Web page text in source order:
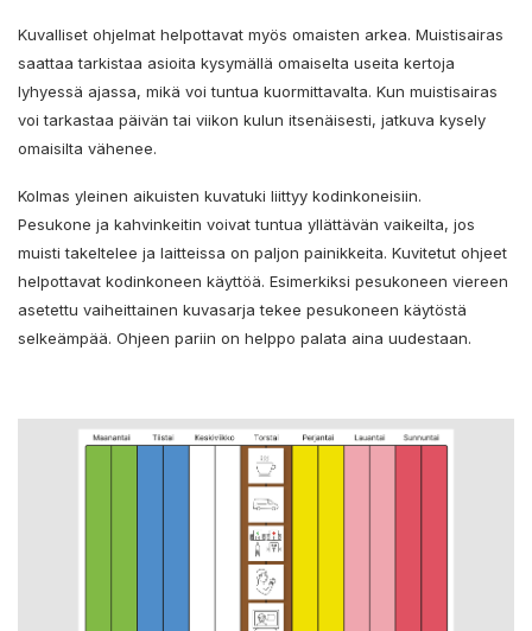
Kuvalliset ohjelmat helpottavat myös omaisten arkea. Muistisairas
saattaa tarkistaa asioita kysymällä omaiselta useita kertoja
lyhyessä ajassa, mikä voi tuntua kuormittavalta. Kun muistisairas
voi tarkastaa päivän tai viikon kulun itsenäisesti, jatkuva kysely
omaisilta vähenee.
Kolmas yleinen aikuisten kuvatuki liittyy kodinkoneisiin.
Pesukone ja kahvinkeitin voivat tuntua yllättävän vaikeilta, jos
muisti takeltelee ja laitteissa on paljon painikkeita. Kuvitetut ohjeet
helpottavat kodinkoneen käyttöä. Esimerkiksi pesukoneen viereen
asetettu vaiheittainen kuvasarja tekee pesukoneen käytöstä
selkeämpää. Ohjeen pariin on helppo palata aina uudestaan.